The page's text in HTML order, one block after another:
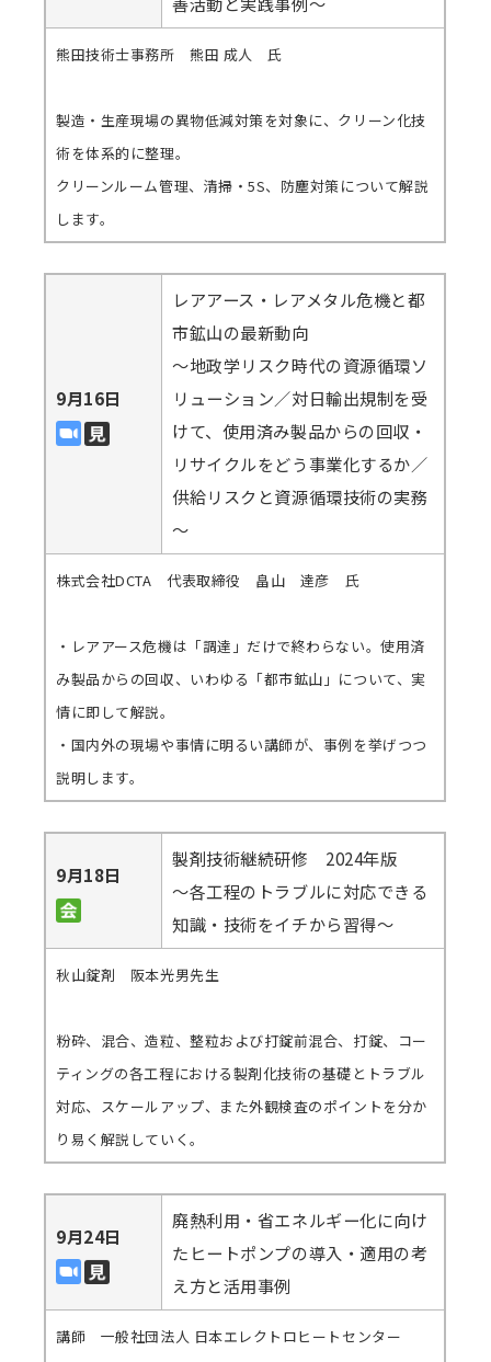
熊田技術士事務所 熊田 成人 氏
製造・生産現場の異物低減対策を対象に、クリーン化技
術を体系的に整理。
クリーンルーム管理、清掃・5S、防塵対策について解説
します。
9月16日
レアアース・レアメタル危機と都
市鉱山の最新動向
～地政学リスク時代の資源循環ソ
リューション／対日輸出規制を受
けて、使用済み製品からの回収・
リサイクルをどう事業化するか／
供給リスクと資源循環技術の実務
～
株式会社DCTA 代表取締役 畠山 達彦 氏
・レアアース危機は「調達」だけで終わらない。使用済
み製品からの回収、いわゆる「都市鉱山」について、実
情に即して解説。
・国内外の現場や事情に明るい講師が、事例を挙げつつ
説明します。
9月18日
製剤技術継続研修 2024年版
～各工程のトラブルに対応できる
知識・技術をイチから習得～
秋山錠剤 阪本光男先生
粉砕、混合、造粒、整粒および打錠前混合、打錠、コー
ティングの各工程における製剤化技術の基礎とトラブル
対応、スケールアップ、また外観検査のポイントを分か
り易く解説していく。
9月24日
廃熱利用・省エネルギー化に向け
たヒートポンプの導入・適用の考
え方と活用事例
講師 一般社団法人 日本エレクトロヒートセンター